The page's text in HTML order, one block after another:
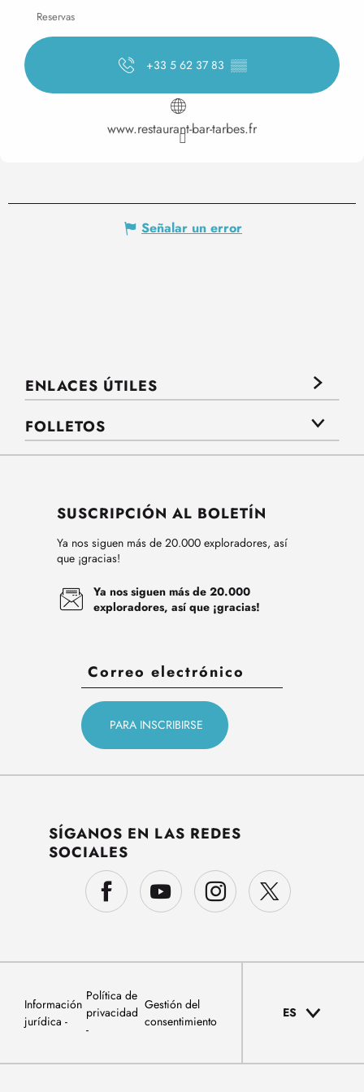
Reservas
+33 5 62 37 83 ▒▒
www.restaurant-bar-tarbes.fr
Señalar un error
ENLACES ÚTILES
FOLLETOS
SUSCRIPCIÓN AL BOLETÍN
Ya nos siguen más de 20.000 exploradores, así
que ¡gracias!
Ya nos siguen más de 20.000
exploradores, así que ¡gracias!
SÍGANOS EN LAS REDES
SOCIALES
Información
jurídica
Política de
privacidad
Gestión del
consentimiento
ES